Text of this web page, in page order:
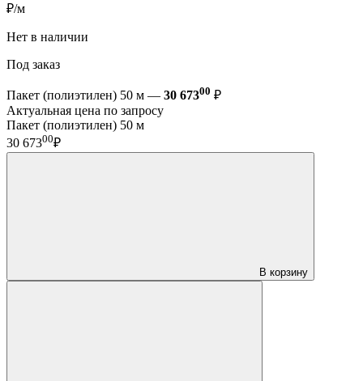
₽/м
Нет в наличии
Под заказ
Пакет (полиэтилен) 50 м — 30 67300 ₽
Актуальная цена по запросу
Пакет (полиэтилен) 50 м
30 67300₽
В корзину